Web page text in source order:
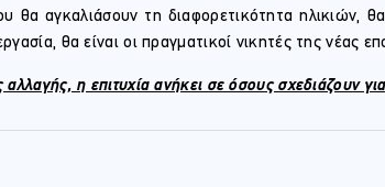
θα αγκαλιάσουν τη διαφορετικότητα ηλικιών,
θα είναι οι πραγματικοί νικητές της νέας
η επιτυχία ανήκει σε όσους σχεδιάζουν